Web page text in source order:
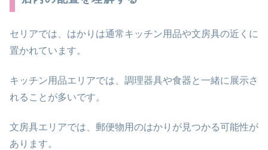
セリアでは、はかりは通常キッチン用品や文房具の近くに
置かれています。
キッチン用品エリアでは、調理器具や食器と一緒に展示さ
れることが多いです。
文房具エリアでは、郵便物用のはかりが見つかる可能性が
あります。